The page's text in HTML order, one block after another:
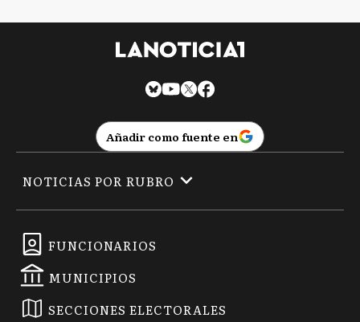
Añadir como fuente en
FUNCIONARIOS
MUNICIPIOS
SECCIONES ELECTORALES
NOTICIAS POR RUBRO